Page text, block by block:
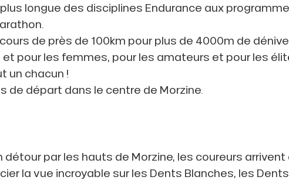
longue des disciplines Endurance aux
de près de 100km pour plus de 4000m de
pour les femmes, pour les amateurs et pour les
un chacun !
de départ dans le centre de Morzine.
détour par les hauts de Morzine, les coureurs arrivent
la vue incroyable sur les Dents Blanches, les